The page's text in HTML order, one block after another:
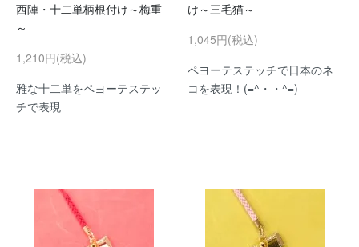
西陣・十二単柄根付け～梅重
～
1,210円(税込)
雅な十二単をペヨーテステッ
チで表現
け～三毛猫～
1,045円(税込)
ペヨーテステッチで日本のネ
コを表現！(=^・・^=)